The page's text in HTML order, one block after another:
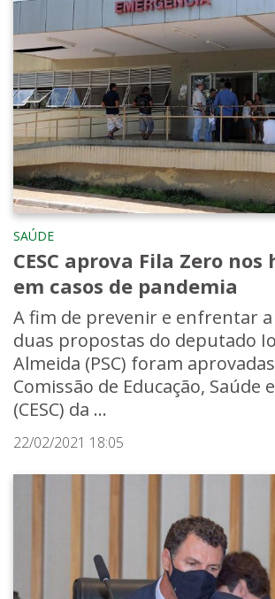
SAÚDE
CESC aprova Fila Zero
em casos de pandemia
A fim de prevenir e enfrentar a
duas propostas do deputado
Almeida (PSC) foram
Comissão de Educação, Saúde
(CESC) da ...
22/02/2021 18:05